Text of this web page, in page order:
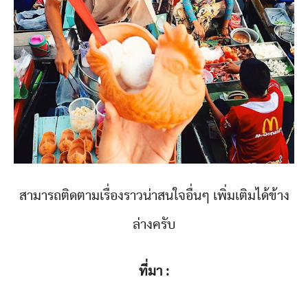
สามารถติดตามเรื่องราวน่าสนใจอื่นๆ เพิ่มเติมได้ข้าง
ล่างครับ
ที่มา :